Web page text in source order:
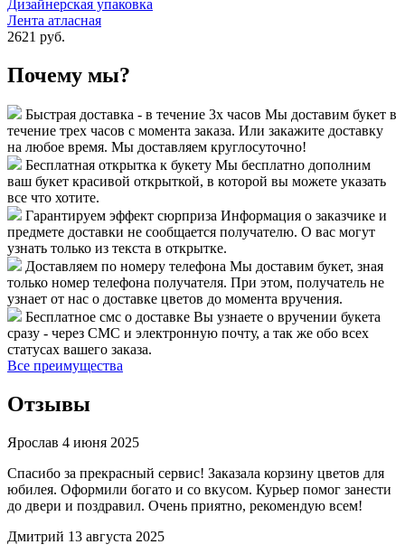
Дизайнерская упаковка
Лента атласная
2621 руб.
Почему мы?
Быстрая доставка - в течение 3х часов Мы доставим букет в
течение трех часов с момента заказа. Или закажите доставку
на любое время. Мы доставляем круглосуточно!
Бесплатная открытка к букету Мы бесплатно дополним
ваш букет красивой открыткой, в которой вы можете указать
все что хотите.
Гарантируем эффект сюрприза Информация о заказчике и
предмете доставки не сообщается получателю. О вас могут
узнать только из текста в открытке.
Доставляем по номеру телефона Мы доставим букет, зная
только номер телефона получателя. При этом, получатель не
узнает от нас о доставке цветов до момента вручения.
Бесплатное смс о доставке Вы узнаете о вручении букета
сразу - через СМС и электронную почту, а так же обо всех
статусах вашего заказа.
Все преимущества
Отзывы
Ярослав 4 июня 2025
Спасибо за прекрасный сервис! Заказала корзину цветов для
юбилея. Оформили богато и со вкусом. Курьер помог занести
до двери и поздравил. Очень приятно, рекомендую всем!
Дмитрий 13 августа 2025